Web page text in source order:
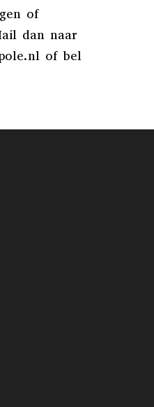
of
dan naar
of bel